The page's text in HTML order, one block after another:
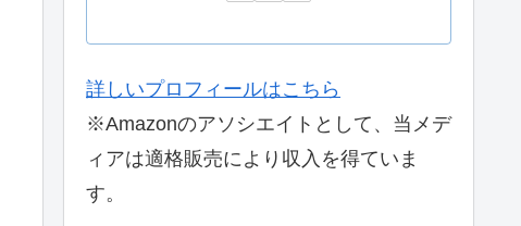
詳しいプロフィールはこちら
※Amazonのアソシエイトとして、当メデ
ィアは適格販売により収入を得ていま
す。